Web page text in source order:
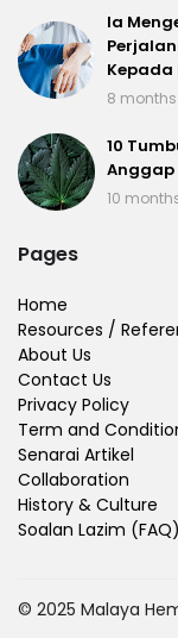
Ia
8
10
10
Pages
Home
Resources /
About Us
Contact Us
Privacy Policy
Term and
Senarai Artikel
Collaboration
History & Culture
Soalan Lazim (FAQ)
© 2025 Malaya